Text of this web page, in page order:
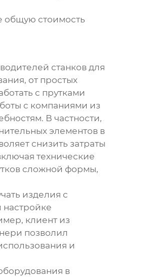
общую стоимость
станков для
от простых
с прутками
с компаниями из
В частности,
элементов в
снизить затраты
технические
сложной формы,
изделия с
настройке
клиент из
позволил
и
в